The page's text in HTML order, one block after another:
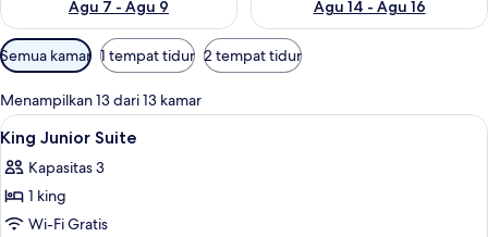
Agu 7 - Agu 9
Agu 14 - Agu 16
Filter
tersedia
untuk
kamar
Semua kamar 1 tempat tidur 2 tempat tidur
Menampilkan 13 dari 13 kamar
Lihat
semua
foto
untuk
King
Seprai premium, minibar, brankas,
11
King Junior Suite
Kapasitas 3
1 king
Wi-Fi Gratis